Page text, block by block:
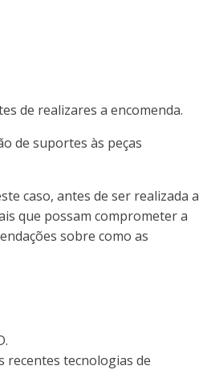
de realizares a encomenda.
de suportes às peças
caso, antes de ser realizada a
que possam comprometer a
sobre como as
recentes tecnologias de